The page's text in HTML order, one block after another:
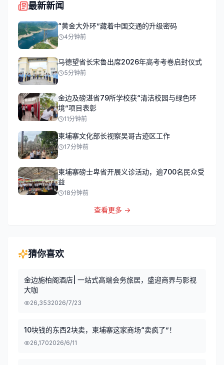
最新新闻
“黄金大外环”藏着中国交通的升级密码
4分钟前
马德望省长宋鲁出席2026年高考考卷启封仪式
5分钟前
金边及磅湛省79所学校获“清洁校园与绿色环
境”项目表彰
11分钟前
柬埔寨文化部长视察吴哥古迹区工作
17分钟前
柬埔寨磅士卑省开展义诊活动，逾700名民众受
益
18分钟前
查看更多 →
猜你喜欢
金边施柏阁酒店| 一站式高端会务旅居，盛迎商界与影视
大咖
26,3532026/7/23
10块钱的东西2块卖，柬埔寨这家商场“卖疯了”！
26,1702026/6/11